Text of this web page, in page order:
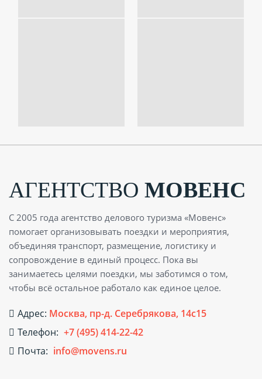
АГЕНТСТВО МОВЕНС
С 2005 года агентство делового туризма «Мовенс»
помогает организовывать поездки и мероприятия,
объединяя транспорт, размещение, логистику и
сопровождение в единый процесс. Пока вы
занимаетесь целями поездки, мы заботимся о том,
чтобы всё остальное работало как единое целое.
Адрес: Москва, пр-д. Серебрякова, 14с15
Телефон: +7 (495) 414-22-42
Почта: info@movens.ru